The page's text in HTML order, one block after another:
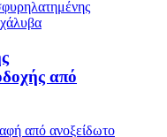
από